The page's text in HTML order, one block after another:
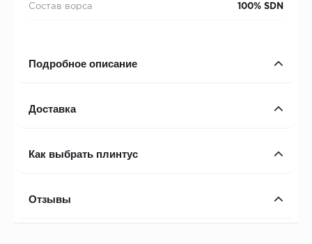
Состав ворса 100% SDN
Подробное описание
Доставка
Как выбрать плинтус
Отзывы